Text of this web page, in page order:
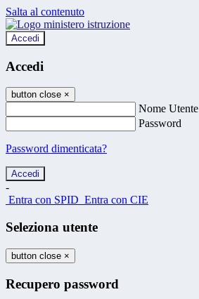
Salta al contenuto
Accedi
Accedi
button close ×
Nome Utente
Password
Password dimenticata?
-
Entra con SPID Entra con CIE
Seleziona utente
button close ×
Recupero password